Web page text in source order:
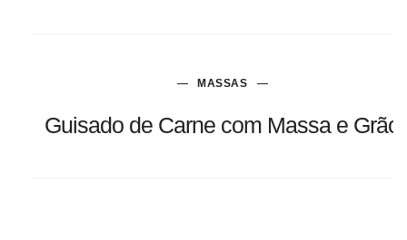
MASSAS
Guisado de Carne com Massa e Grão